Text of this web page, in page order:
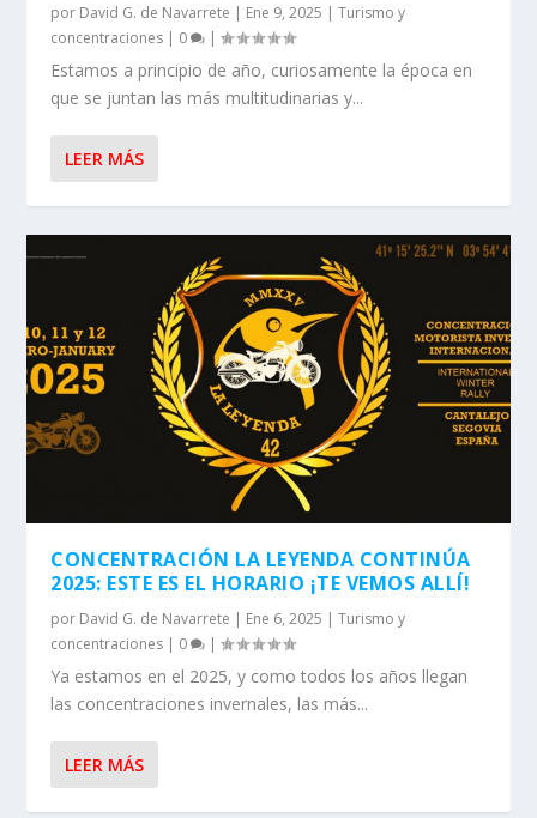
por David G. de Navarrete | Ene 9, 2025 |Turismo y
concentraciones | 0 |
Estamos a principio de año, curiosamente la época en
que se juntan las más multitudinarias y...
LEER MÁS
CONCENTRACIÓN LA LEYENDA CONTINÚA
2025: ESTE ES EL HORARIO ¡TE VEMOS ALLÍ!
por David G. de Navarrete | Ene 6, 2025 |Turismo y
concentraciones | 0 |
Ya estamos en el 2025, y como todos los años llegan
las concentraciones invernales, las más...
LEER MÁS